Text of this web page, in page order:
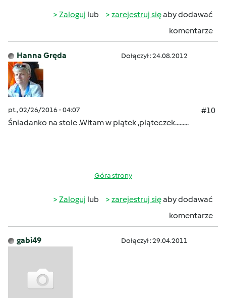
Zaloguj lub zarejestruj sięaby dodawać
komentarze
Hanna Gręda Dołączył : 24.08.2012
pt., 02/26/2016 - 04:07
#10
Śniadanko na stole .Witam w piątek ,piąteczek.........
Góra strony
Zaloguj lub zarejestruj sięaby dodawać
komentarze
gabi49 Dołączył : 29.04.2011